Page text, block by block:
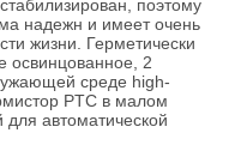
поэтому
надежн и имеет очень
жизни. Герметически
освинцованное, 2
среде high-
PTC в малом
автоматической